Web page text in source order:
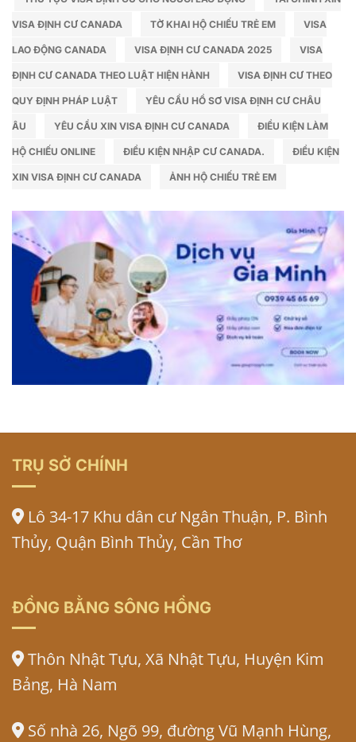
VISA ĐỊNH CƯ CANADA TỜ KHAI HỘ CHIẾU TRẺ EM VISA
LAO ĐỘNG CANADA VISA ĐỊNH CƯ CANADA 2025 VISA
ĐỊNH CƯ CANADA THEO LUẬT HIỆN HÀNH VISA ĐỊNH CƯ THEO
QUY ĐỊNH PHÁP LUẬT YÊU CẦU HỒ SƠ VISA ĐỊNH CƯ CHÂU
ÂU YÊU CẦU XIN VISA ĐỊNH CƯ CANADA ĐIỀU KIỆN LÀM
HỘ CHIẾU ONLINE ĐIỀU KIỆN NHẬP CƯ CANADA. ĐIỀU KIỆN
XIN VISA ĐỊNH CƯ CANADA ẢNH HỘ CHIẾU TRẺ EM
TRỤ SỞ CHÍNH
Lô 34-17 Khu dân cư Ngân Thuận, P. Bình
Thủy, Quận Bình Thủy, Cần Thơ
ĐỒNG BẰNG SÔNG HỒNG
Thôn Nhật Tựu, Xã Nhật Tựu, Huyện Kim
Bảng, Hà Nam
Số nhà 26, Ngõ 99, đường Vũ Mạnh Hùng,